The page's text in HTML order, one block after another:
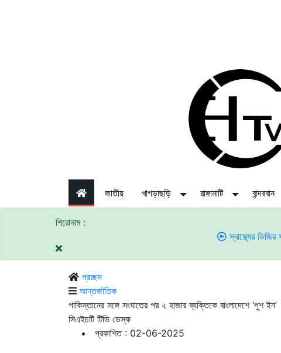
জাতীয় খাগড়াছড়ি রাঙ্গামাটি বান্দরবান
শিরোনাম :
স্বাস্থ্যের ডিজির সঙ্গে তর্ক:
প্রচ্ছদ
আন্তর্জাতিক
পাকিস্তানের সঙ্গে সংঘাতের পর ২ হাজার ব্যক্তিকে বাংলাদেশে ‘পুশ ইন’
সিএইচটি টিভি ডেস্ক
প্রকাশিত : 02-06-2025